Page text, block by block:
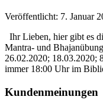
Veröffentlicht: 7. Januar
Ihr Lieben, hier gibt es
Mantra- und
26.02.2020; 18.03.2020;
immer 18:00 Uhr im
Kundenmeinungen